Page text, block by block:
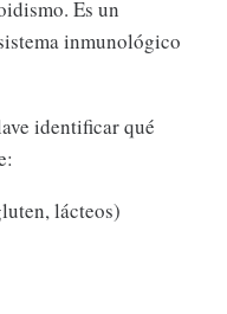
Es un
inmunológico
identificar qué
lácteos)